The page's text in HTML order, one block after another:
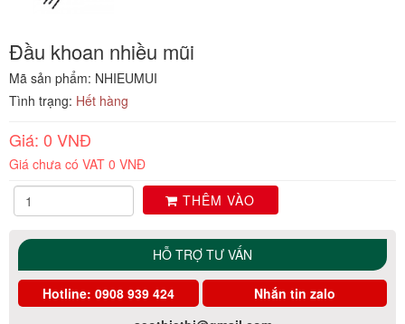
Đầu khoan nhiều mũi
Mã sản phẩm: NHIEUMUI
Tình trạng: Hết hàng
Giá: 0 VNĐ
Giá chưa có VAT 0 VNĐ
THÊM VÀO
HỖ TRỢ TƯ VẤN
Hotline: 0908 939 424
Nhắn tin zalo